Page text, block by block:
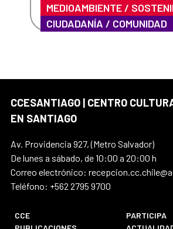
nuestro barrio”
MEDIOAMBIENTE /
CIUDADANÍA / COMUNIDAD
CCESANTIAGO | CENTRO
EN SANTIAGO
Av. Providencia 927, (Metro Salvador)
De lunes a sábado, de 10:00 a 20:00 h
Correo electrónico:
Teléfono: +562 2795 9700
CCE
PARTICIPA